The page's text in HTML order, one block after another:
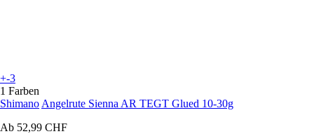
+-3
1 Farben
Shimano Angelrute Sienna AR TEGT Glued 10-30g
Ab 52,99 CHF